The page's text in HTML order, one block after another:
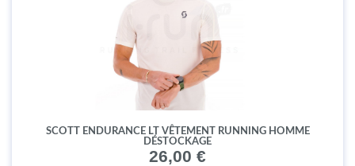
SCOTT ENDURANCE LT VÊTEMENT RUNNING HOMME
DÉSTOCKAGE
26,00 €